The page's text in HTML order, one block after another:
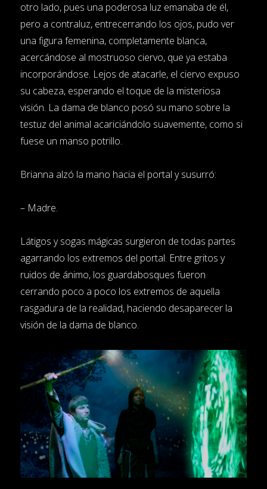
otro lado, pues una poderosa luz emanaba de él,
pero a contraluz, entrecerrando los ojos, pudo ver
una figura femenina, completamente blanca,
acercándose al mostruoso ciervo, que ya estaba
incorporándose. Lejos de atacarle, el ciervo expuso
su cabeza, esperando el toque de la misteriosa
visión. La dama de blanco posó su mano sobre la
testuz del animal acariciándolo suavemente, como si
fuese un manso potrillo.
Brianna alzó la mano hacia el portal y susurró:
– Madre.
Látigos y sogas mágicas surgieron de todas partes
agarrando los extremos del portal. Entre gritos y
ruidos de ánimo, los guardabosques fueron
cerrando poco a poco los extremos de aquella
rasgadura de la realidad, haciendo desaparecer la
visión de la dama de blanco.